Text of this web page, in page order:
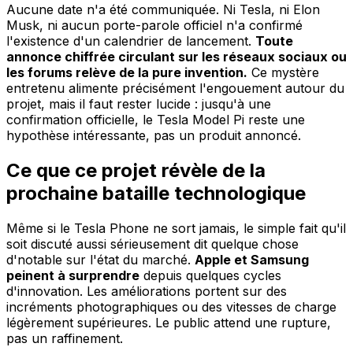
Aucune date n'a été communiquée. Ni Tesla, ni Elon
Musk, ni aucun porte-parole officiel n'a confirmé
l'existence d'un calendrier de lancement. Toute
annonce chiffrée circulant sur les réseaux sociaux ou
les forums relève de la pure invention. Ce mystère
entretenu alimente précisément l'engouement autour du
projet, mais il faut rester lucide : jusqu'à une
confirmation officielle, le Tesla Model Pi reste une
hypothèse intéressante, pas un produit annoncé.
Ce que ce projet révèle de la
prochaine bataille technologique
Même si le Tesla Phone ne sort jamais, le simple fait qu'il
soit discuté aussi sérieusement dit quelque chose
d'notable sur l'état du marché. Apple et Samsung
peinent à surprendre depuis quelques cycles
d'innovation. Les améliorations portent sur des
incréments photographiques ou des vitesses de charge
légèrement supérieures. Le public attend une rupture,
pas un raffinement.